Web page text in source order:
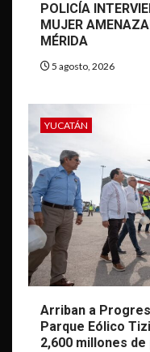
POLICÍA
MUJER
MÉRIDA
5 agosto, 2026
YUCATÁN
Arriban a
Parque Eólico
2,600 millones